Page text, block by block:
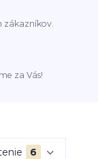
zákazníkov.
za Vás!
6